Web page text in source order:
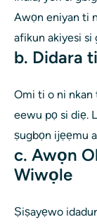
Awọn eniyan ti
afikun akiyesi
b. Didara
Omi ti o ni
eewu pọ si diẹ.
ṣugbọn ijẹẹmu
c. Awọn
Wiwọle
Ṣiṣayẹwo